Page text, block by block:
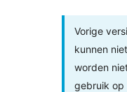
Vorige
kunnen
worden
gebruik op